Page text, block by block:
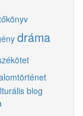
dráma
blog